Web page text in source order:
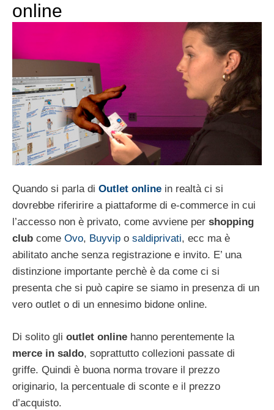
online
Quando si parla di Outlet online in realtà ci si
dovrebbe riferirire a piattaforme di e-commerce in cui
l’accesso non è privato, come avviene per shopping
club come Ovo, Buyvip o saldiprivati, ecc ma è
abilitato anche senza registrazione e invito. E’ una
distinzione importante perchè è da come ci si
presenta che si può capire se siamo in presenza di un
vero outlet o di un ennesimo bidone online.
Di solito gli outlet online hanno perentemente la
merce in saldo, soprattutto collezioni passate di
griffe. Quindi è buona norma trovare il prezzo
originario, la percentuale di sconte e il prezzo
d’acquisto.